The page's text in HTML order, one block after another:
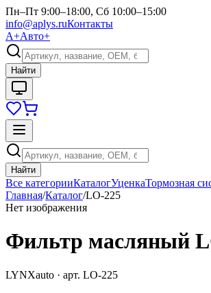
Пн–Пт 9:00–18:00, Сб 10:00–15:00
info@aplys.ruКонтакты
А+Авто+
Найти
Найти
Все категорииКаталогУценкаТормозная
Главная/Каталог/LO-225
Нет изображения
Фильтр масляный
LYNXauto · арт. LO-225